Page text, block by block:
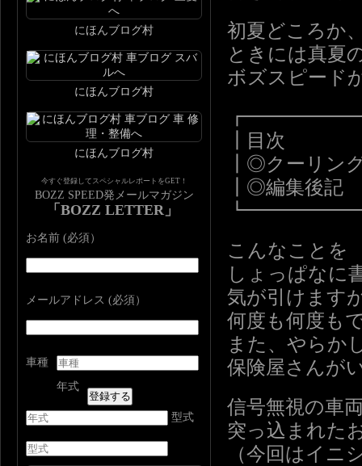
初夏どころか
ときには真夏
ボズスピード
┃目次
┃◎クーリン
┃◎編集後記
こんなことを
しょっぱなに
気が引けます
何度も何度も
また、やらか
保険屋さんが
信号無視の車
突っ込まれた
（今回はイニ
にほんブログ村
にほんブログ村
にほんブログ村
今すぐ登録してスペシャルレポートをGET！
BOZZ SPEED発メールマガジン
「BOZZ LETTER」
お名前 (必須）
メールアドレス (必須）
車種
年式
型式